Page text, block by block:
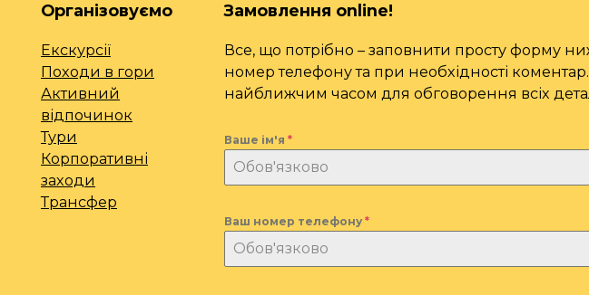
Організовуємо
Екскурсії
Походи в гори
Активний
відпочинок
Тури
Корпоративні
заходи
Трансфер
Замовлення online!
Все, що потрібно – заповнити просту форму
номер телефону та при необхідності
найближчим часом для обговорення всіх
Ваше ім'я *
Ваш номер телефону *